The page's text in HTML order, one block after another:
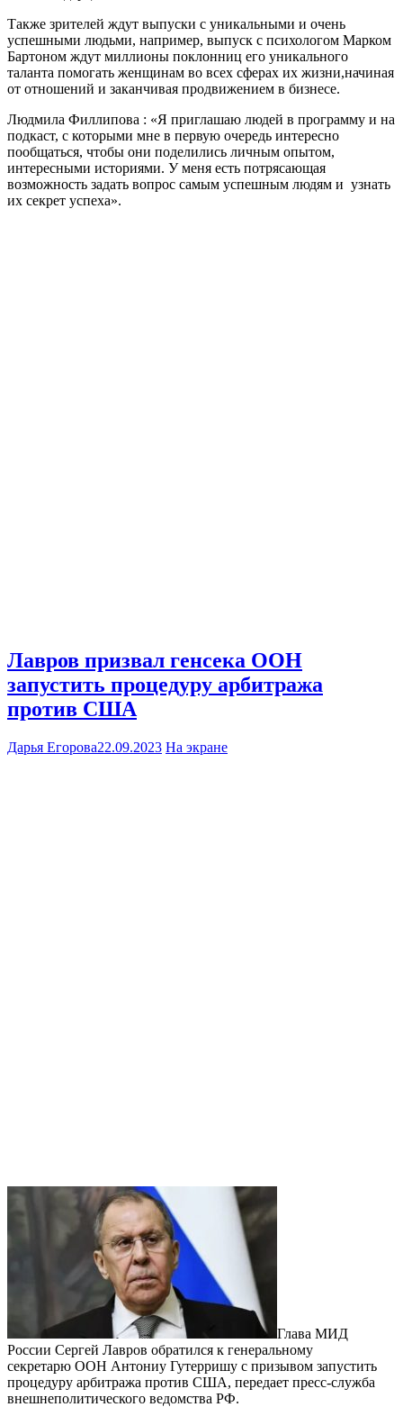
Также зрителей ждут выпуски с уникальными и очень
успешными людьми, например, выпуск с психологом Марком
Бартоном ждут миллионы поклонниц его уникального
таланта помогать женщинам во всех сферах их жизни,начиная
от отношений и заканчивая продвижением в бизнесе.
Людмила Филлипова : «Я приглашаю людей в программу и на
подкаст, с которыми мне в первую очередь интересно
пообщаться, чтобы они поделились личным опытом,
интересными историями. У меня есть потрясающая
возможность задать вопрос самым успешным людям и узнать
их секрет успеха».
Лавров призвал генсека ООН
запустить процедуру арбитража
против США
Дарья Егорова22.09.2023 На экране
Глава МИД
России Сергей Лавров обратился к генеральному
секретарю ООН Антониу Гутерришу с призывом запустить
процедуру арбитража против США, передает пресс-служба
внешнеполитического ведомства РФ.